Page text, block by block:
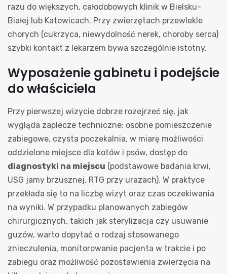
razu do większych, całodobowych klinik w Bielsku-
Białej lub Katowicach. Przy zwierzętach przewlekle
chorych (cukrzyca, niewydolność nerek, choroby serca)
szybki kontakt z lekarzem bywa szczególnie istotny.
Wyposażenie gabinetu i podejście
do właściciela
Przy pierwszej wizycie dobrze rozejrzeć się, jak
wygląda zaplecze techniczne: osobne pomieszczenie
zabiegowe, czysta poczekalnia, w miarę możliwości
oddzielone miejsce dla kotów i psów, dostęp do
diagnostyki na miejscu (podstawowe badania krwi,
USG jamy brzusznej, RTG przy urazach). W praktyce
przekłada się to na liczbę wizyt oraz czas oczekiwania
na wyniki. W przypadku planowanych zabiegów
chirurgicznych, takich jak sterylizacja czy usuwanie
guzów, warto dopytać o rodzaj stosowanego
znieczulenia, monitorowanie pacjenta w trakcie i po
zabiegu oraz możliwość pozostawienia zwierzęcia na